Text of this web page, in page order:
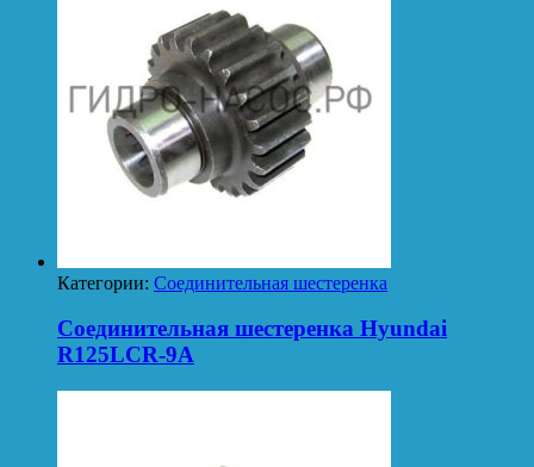
Категории: Соединительная шестеренка
Соединительная шестеренка Hyundai
R125LCR-9A